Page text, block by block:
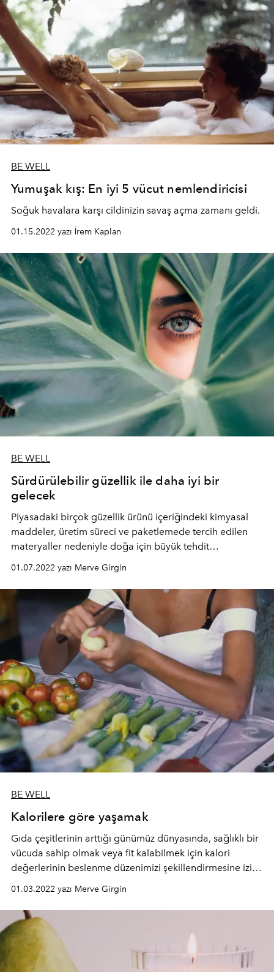
BE WELL
Yumuşak kış: En iyi 5 vücut nemlendiricisi
Soğuk havalara karşı cildinizin savaş açma zamanı geldi.
01.15.2022 yazı İrem Kaplan
BE WELL
Sürdürülebilir güzellik ile daha iyi bir
gelecek
Piyasadaki birçok güzellik ürünü içeriğindeki kimyasal
maddeler, üretim süreci ve paketlemede tercih edilen
materyaller nedeniyle doğa için büyük tehdit
sürdürülebilir seçeneklerle mümkün.
01.07.2022 yazı Merve Girgin
BE WELL
Kalorilere göre yaşamak
Gıda çeşitlerinin arttığı günümüz dünyasında, sağlıklı bir
vücuda sahip olmak veya fit kalabilmek için kalori
değerlerinin beslenme düzenimizi şekillendirmesine izin
01.03.2022 yazı Merve Girgin